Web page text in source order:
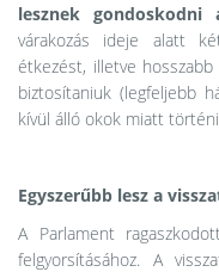
lesznek
várakozás ideje alatt
étkezést, illetve
biztosítaniuk (legfeljebb
kívül álló okok miatt
Egyszerűbb lesz a
A Parlament
felgyorsításához. A